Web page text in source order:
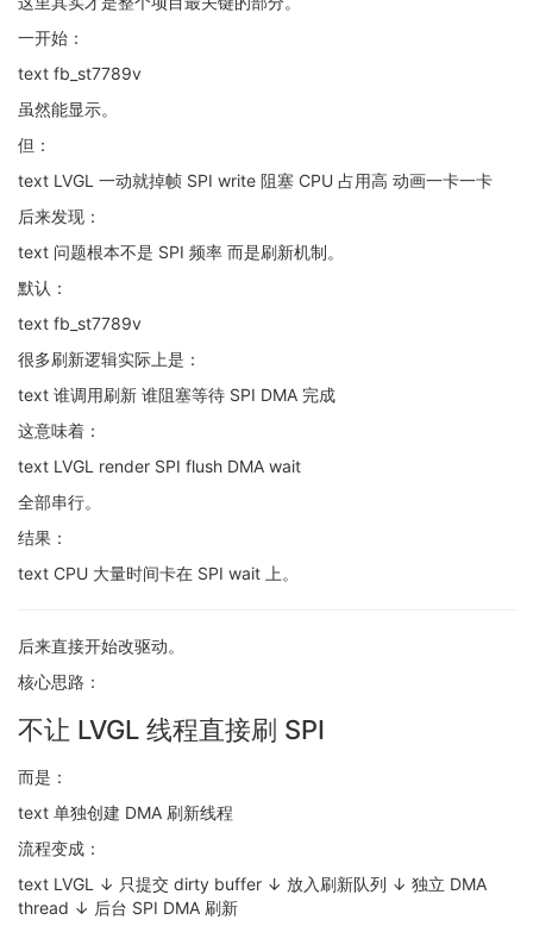
一开始：
text fb_st7789v
虽然能显示。
但：
text LVGL 一动就掉帧 SPI write 阻塞 CPU 占用高 动画一卡一卡
后来发现：
text 问题根本不是 SPI 频率 而是刷新机制。
默认：
text fb_st7789v
很多刷新逻辑实际上是：
text 谁调用刷新 谁阻塞等待 SPI DMA 完成
这意味着：
text LVGL render SPI flush DMA wait
全部串行。
结果：
text CPU 大量时间卡在 SPI wait 上。
后来直接开始改驱动。
核心思路：
不让 LVGL 线程直接刷 SPI
而是：
text 单独创建 DMA 刷新线程
流程变成：
text LVGL ↓ 只提交 dirty buffer ↓ 放入刷新队列 ↓ 独立 DMA
thread ↓ 后台 SPI DMA 刷新